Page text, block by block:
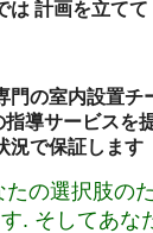
は 計画を立て
門の室内設置チ
導サービスを
況で保証します
たの選択肢の
. そしてあな